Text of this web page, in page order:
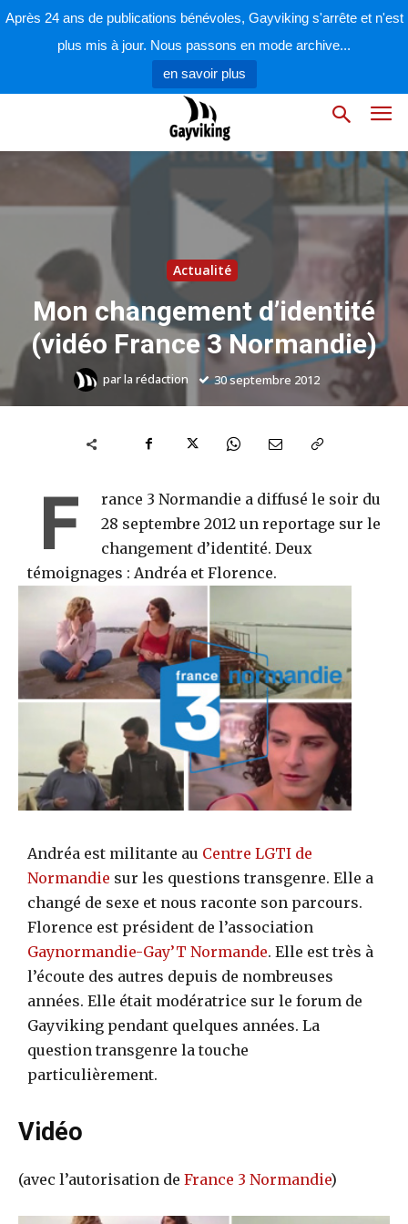
Après 24 ans de publications bénévoles, Gayviking s'arrête et n'est
plus mis à jour. Nous passons en mode archive...
en savoir plus
Actualité
Mon changement d’identité
(vidéo France 3 Normandie)
parla rédaction 30 septembre 2012
F
rance 3 Normandie a diffusé le soir du
28 septembre 2012 un reportage sur le
changement d’identité. Deux
témoignages : Andréa et Florence.
Andréa est militante au Centre LGTI de
Normandie sur les questions transgenre. Elle a
changé de sexe et nous raconte son parcours.
Florence est président de l’association
Gaynormandie-Gay’T Normande. Elle est très à
l’écoute des autres depuis de nombreuses
années. Elle était modératrice sur le forum de
Gayviking pendant quelques années. La
question transgenre la touche
particulièrement.
Vidéo
(avec l’autorisation de France 3 Normandie)